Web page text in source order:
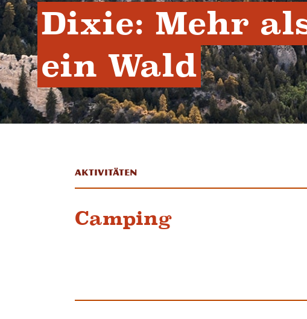
Dixie: Mehr
ein Wald
Aktivitäten
Camping